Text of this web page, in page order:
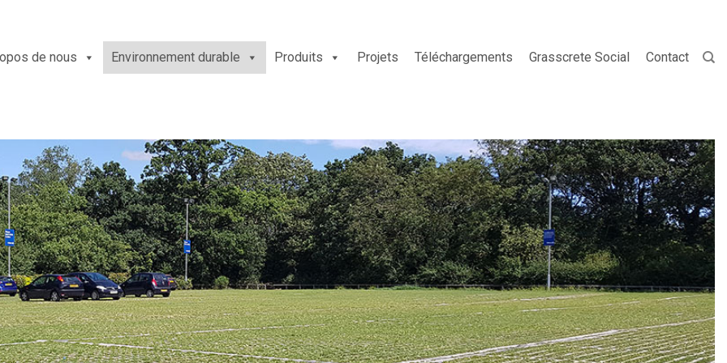
de nous Environnement durable Produits Projets Téléchargements Grasscrete Social Contact